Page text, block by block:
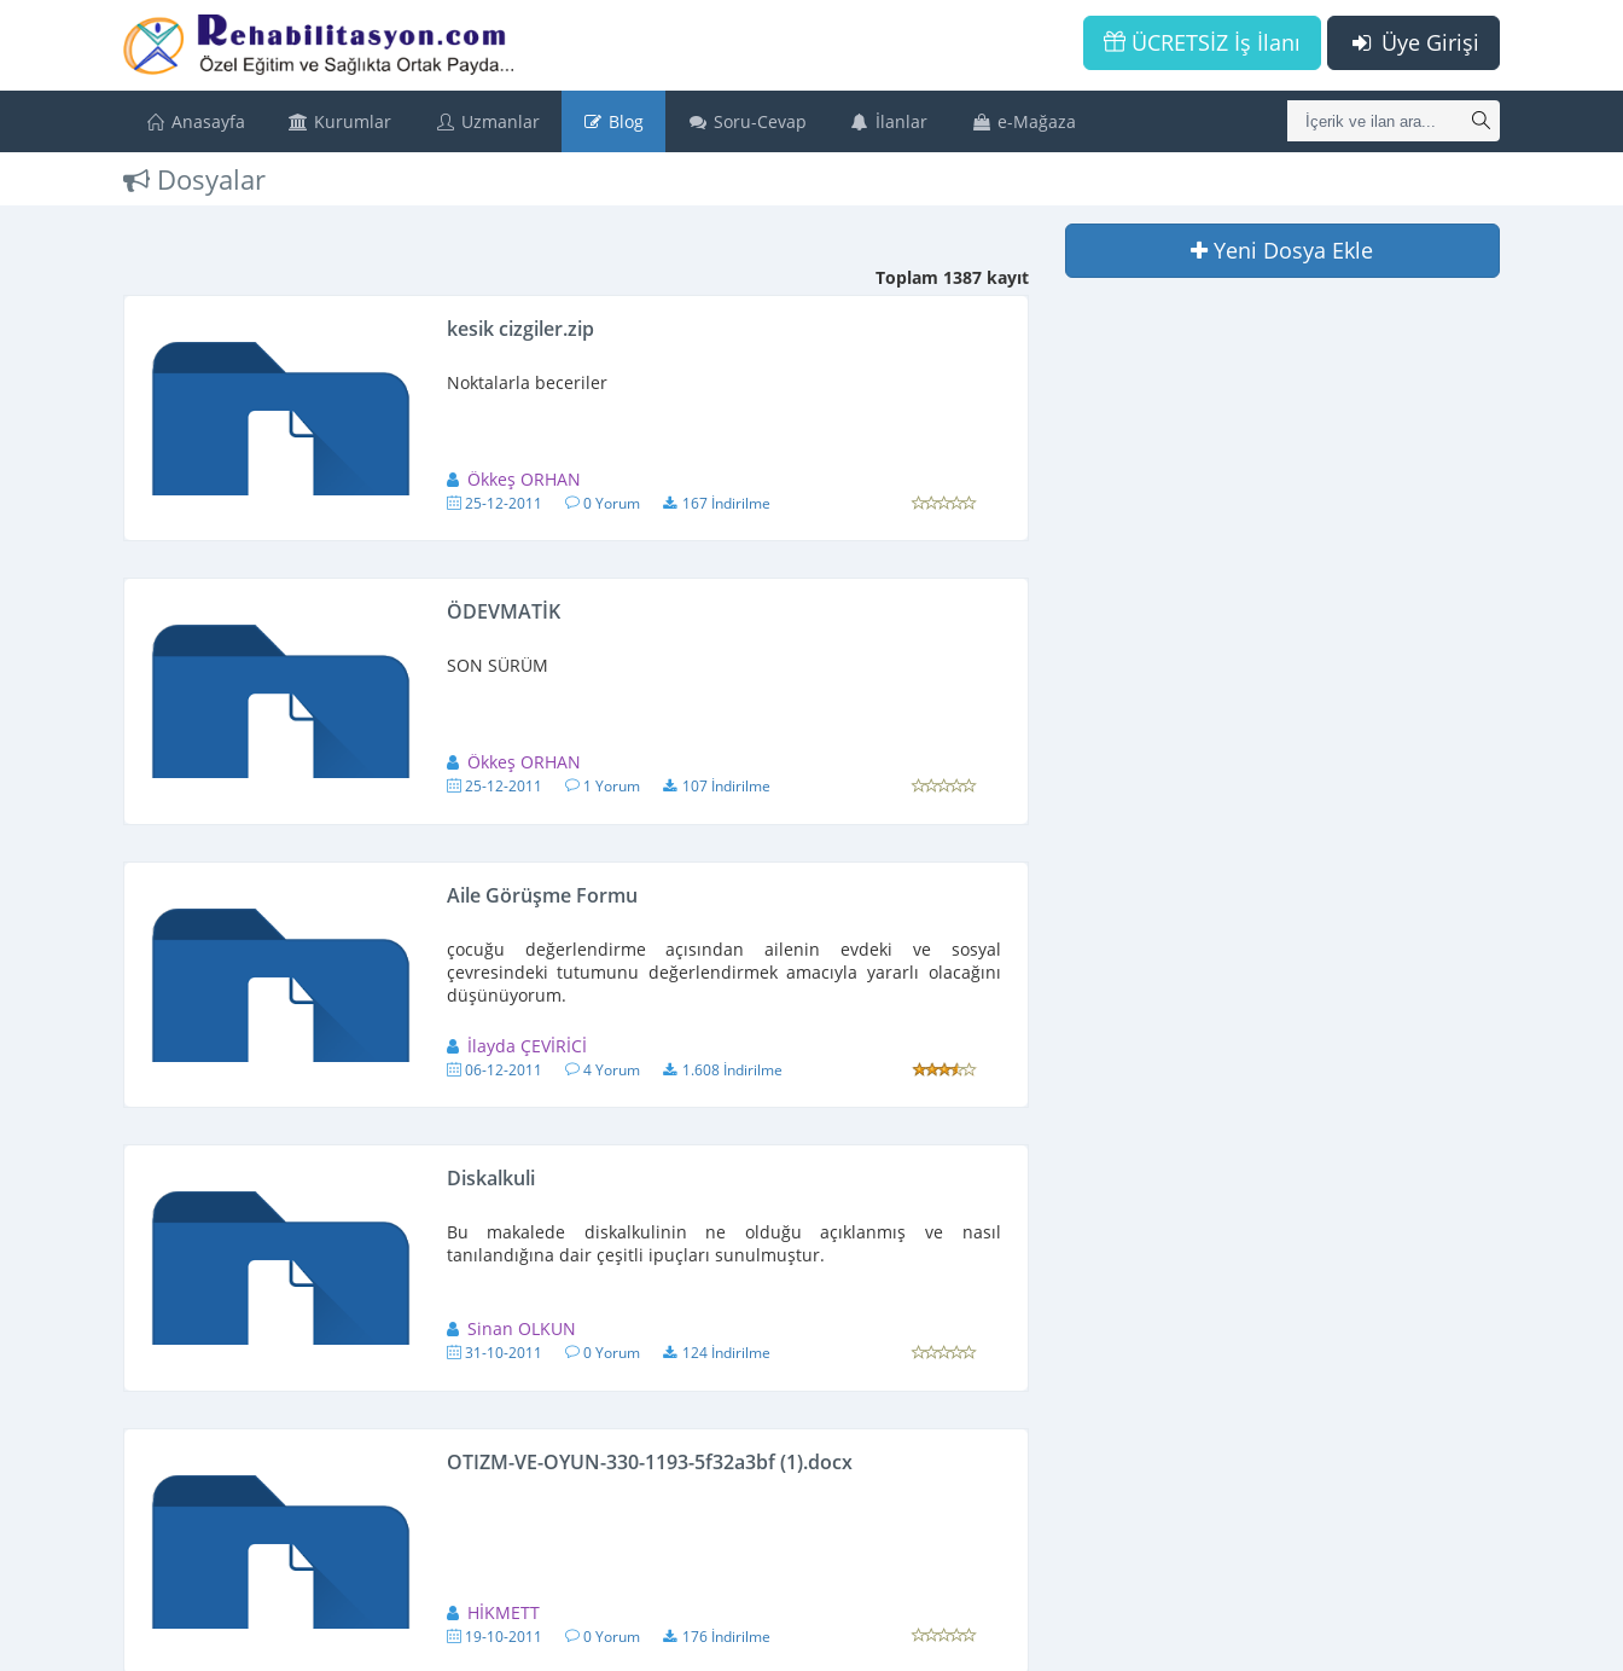
Üye Girişi
ÜCRETSİZ İş İlanı
Anasayfa Kurumlar Uzmanlar Blog Soru-Cevap İlanlar e-Mağaza
Dosyalar
Toplam 1387 kayıt
kesik cizgiler.zip
Noktalarla beceriler
Ökkeş ORHAN
25-12-2011 0 Yorum 167 İndirilme
ÖDEVMATİK
SON SÜRÜM
Ökkeş ORHAN
25-12-2011 1 Yorum 107 İndirilme
Aile Görüşme Formu
çocuğu değerlendirme açısından ailenin evdeki ve sosyal
çevresindeki tutumunu değerlendirmek amacıyla yararlı olacağını
düşünüyorum.
İlayda ÇEVİRİCİ
06-12-2011 4 Yorum 1.608 İndirilme
Diskalkuli
Bu makalede diskalkulinin ne olduğu açıklanmış ve nasıl
tanılandığına dair çeşitli ipuçları sunulmuştur.
Sinan OLKUN
31-10-2011 0 Yorum 124 İndirilme
OTIZM-VE-OYUN-330-1193-5f32a3bf (1).docx
HİKMETT
19-10-2011 0 Yorum 176 İndirilme
Yeni Dosya Ekle